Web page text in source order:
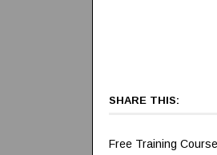
SHARE THIS:
Free Training Course